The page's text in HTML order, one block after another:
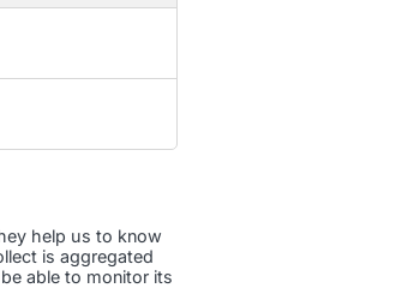
help us to know
is aggregated
able to monitor its